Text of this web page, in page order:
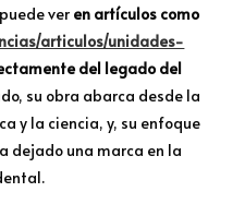
ver en artículos como
articulos/unidades-
del legado del
su obra abarca desde la
y la ciencia, y, su enfoque
dejado una marca en la